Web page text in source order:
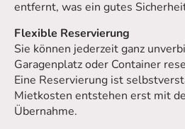
entfernt, was ein gutes
Flexible Reservierung
Sie können jederzeit ganz
Garagenplatz oder Container
Eine Reservierung ist
Mietkosten entstehen erst mit
Übernahme.